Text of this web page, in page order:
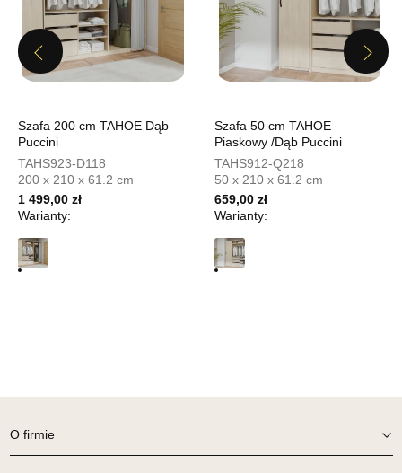
UL.PIONIERÓW 44
66-600 KROSNO ODRZAŃSKIE
Nr tel.508100164
Adres e-mail:
meblostyl01@op.pl
199,00 zł
Wybierz
SALON MEBLOWY ORION
Salon meblowy
Previous
Szafa 200 cm TAHOE Dąb
Puccini
TAHS923-D118
200 x 210 x 61.2 cm
1 499,00 zł
Warianty:
Szafa 50 cm TAHOE
Piaskowy /Dąb Puccini
TAHS912-Q218
50 x 210 x 61.2 cm
659,00 zł
Warianty:
Next
O firmie